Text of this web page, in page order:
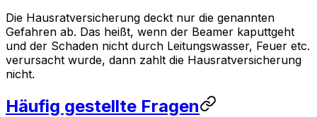
Die Hausratversicherung deckt nur die genannten
Gefahren ab. Das heißt, wenn der Beamer kaputtgeht
und der Schaden nicht durch Leitungswasser, Feuer etc.
verursacht wurde, dann zahlt die Hausratversicherung
nicht.
Häufig gestellte Fragen